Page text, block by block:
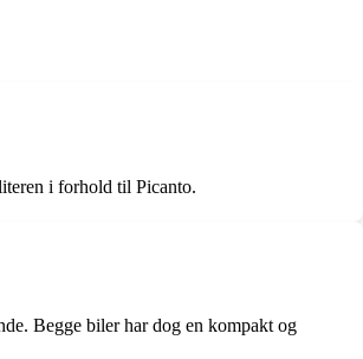
i forhold til Picanto.
Begge biler har dog en kompakt og